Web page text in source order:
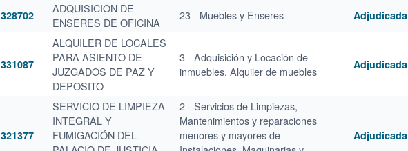
328702
ADQUISICION DE
ENSERES DE OFICINA
23 - Muebles y Enseres Adjudicada
331087
ALQUILER DE LOCALES
PARA ASIENTO DE
JUZGADOS DE PAZ Y
DEPOSITO
3 - Adquisición y Locación de
inmuebles. Alquiler de muebles
Adjudicada
321377
SERVICIO DE LIMPIEZA
INTEGRAL Y
FUMIGACIÓN DEL
2 - Servicios de Limpiezas,
Mantenimientos y reparaciones
menores y mayores de
Adjudicada